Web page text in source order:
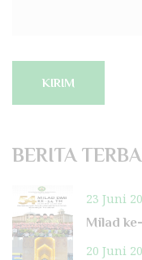
KIRIM
BERITA
23 Juni
Milad
20 Juni